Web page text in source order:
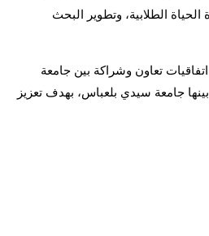
الطلابية، وتطوير البحث
تعاون وشراكة بين جامعة
جامعة سيدي بلعباس، بهدف تعزيز